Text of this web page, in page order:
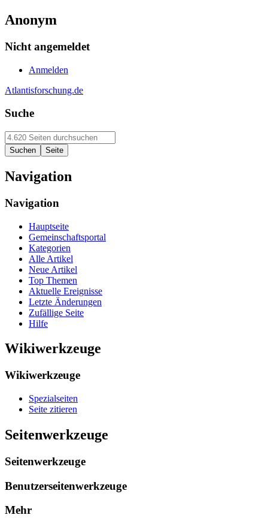
Anonym
Nicht angemeldet
Anmelden
Atlantisforschung.de
Suche
Navigation
Navigation
Hauptseite
Gemeinschaftsportal
Kategorien
Alle Artikel
Neue Artikel
Top Themen
Aktuelle Ereignisse
Letzte Änderungen
Zufällige Seite
Hilfe
Wikiwerkzeuge
Wikiwerkzeuge
Spezialseiten
Seite zitieren
Seitenwerkzeuge
Seitenwerkzeuge
Benutzerseitenwerkzeuge
Mehr